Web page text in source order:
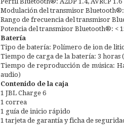
Modulación del transmisor Bluetooth®:
Rango de frecuencia del transmisor
Potencia del transmisor Bluetooth®: <
Batería
Tipo de batería: Polímero de ion de
Tiempo de carga de la batería: 3 horas
Tiempo de reproducción de música:
audio)
Contenido de la caja
1 JBL Charge 6
1 correa
1 guía de inicio rápido
1 tarjeta de garantía y ficha de